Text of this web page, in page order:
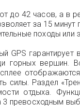
до 42 часов, а в
за 15
походы или
GPS
вершин.
Раздел
отдыха.